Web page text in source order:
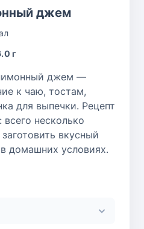
джем
г
джем —
к чаю, тостам,
для выпечки. Рецепт
несколько
вкусный
домашних условиях.